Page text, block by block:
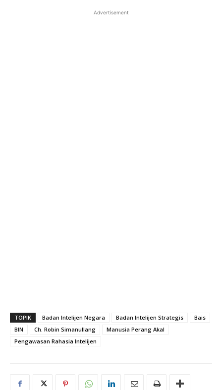
Advertisement
TOPIK Badan Intelijen Negara Badan Intelijen Strategis
Bais
BIN
Ch. Robin Simanullang
Manusia Perang Akal
Pengawasan Rahasia Intelijen